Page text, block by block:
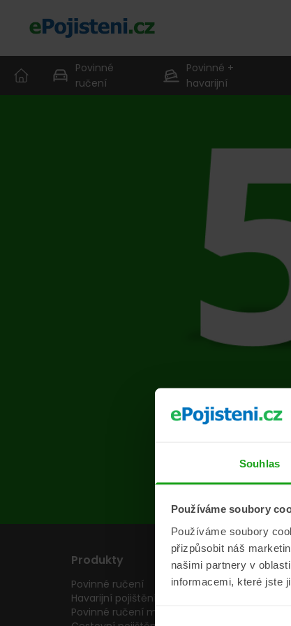
Souhlas
Používáme soubory
Používáme soubory
přizpůsobit náš
našimi partnery v
informacemi, které jste
Povinné
ručení
Povinné +
havarijní
Produkty
Povinné ručení
Havarijní pojištění
Povinné ručení motocyklu
Pojišťovny
Pojišťovny